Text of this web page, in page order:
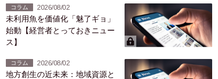
コラム 2026/08/02
未利用魚を価値化「魅了ギョ」
始動【経営者とっておきニュー
ス】
コラム 2026/08/02
地方創生の近未来：地域資源と